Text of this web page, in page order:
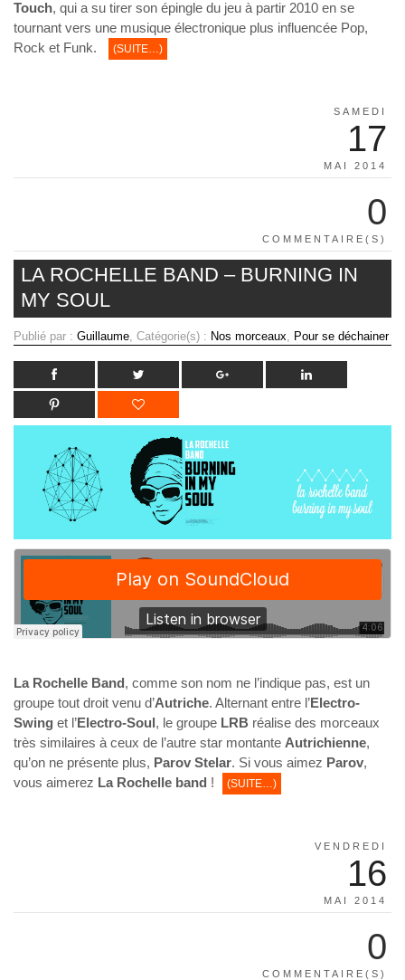
Touch, qui a su tirer son épingle du jeu à partir 2010 en se
tournant vers une musique électronique plus influencée Pop,
Rock et Funk.
(SUITE…)
SAMEDI
17
MAI 2014
0
COMMENTAIRE(S)
LA ROCHELLE BAND – BURNING IN
MY SOUL
Publié par : Guillaume, Catégorie(s) : Nos morceaux, Pour se déchainer
La Rochelle Band, comme son nom ne l’indique pas, est un
groupe tout droit venu d’Autriche. Alternant entre l’Electro-
Swing et l’Electro-Soul, le groupe LRB réalise des morceaux
très similaires à ceux de l’autre star montante Autrichienne,
qu’on ne présente plus, Parov Stelar. Si vous aimez Parov,
vous aimerez La Rochelle band ! (SUITE…)
VENDREDI
16
MAI 2014
0
COMMENTAIRE(S)